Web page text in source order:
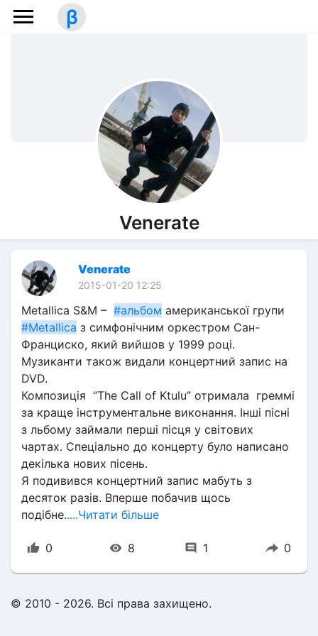
β
Venerate
Venerate
2015-01-20 12:25
Metallica S&M – #альбом
#Metallica з симфонічним оркестром Сан-
Франциско, який вийшов у 1999 році.
Музиканти також видали концертний запис на
DVD.
Композиція  “The Call of Ktulu” отримала  греммі
за краще інструментальне виконання. Інші пісні
з льбому займали перші пісця у світових
чартах. Спеціально до концерту було написано
декілька нових пісень.
Я подивився концертний запис мабуть з
десяток разів. Вперше побачив щось
подібне.....Читати більше
0 8 1 0
© 2010 - 2026. Всі права захищено.